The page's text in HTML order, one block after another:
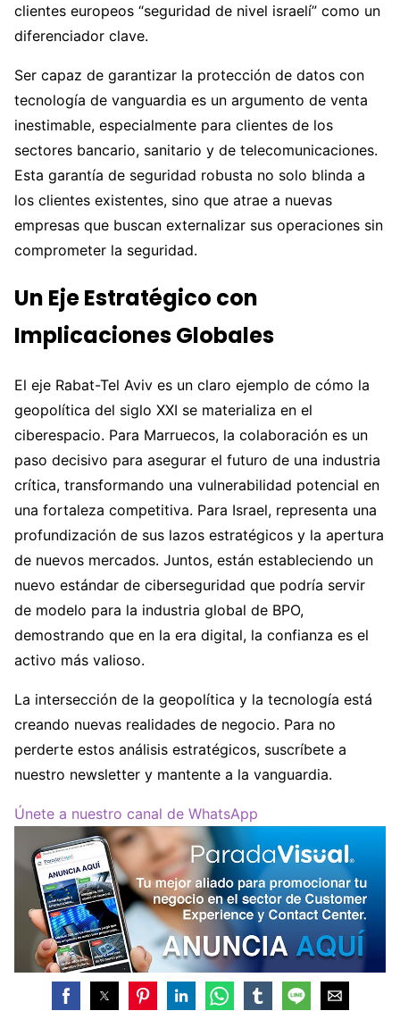
clientes europeos “seguridad de nivel israelí” como un
diferenciador clave.
Ser capaz de garantizar la protección de datos con
tecnología de vanguardia es un argumento de venta
inestimable, especialmente para clientes de los
sectores bancario, sanitario y de telecomunicaciones.
Esta garantía de seguridad robusta no solo blinda a
los clientes existentes, sino que atrae a nuevas
empresas que buscan externalizar sus operaciones sin
comprometer la seguridad.
Un Eje Estratégico con
Implicaciones Globales
El eje Rabat-Tel Aviv es un claro ejemplo de cómo la
geopolítica del siglo XXI se materializa en el
ciberespacio. Para Marruecos, la colaboración es un
paso decisivo para asegurar el futuro de una industria
crítica, transformando una vulnerabilidad potencial en
una fortaleza competitiva. Para Israel, representa una
profundización de sus lazos estratégicos y la apertura
de nuevos mercados. Juntos, están estableciendo un
nuevo estándar de ciberseguridad que podría servir
de modelo para la industria global de BPO,
demostrando que en la era digital, la confianza es el
activo más valioso.
La intersección de la geopolítica y la tecnología está
creando nuevas realidades de negocio. Para no
perderte estos análisis estratégicos, suscríbete a
nuestro newsletter y mantente a la vanguardia.
Únete a nuestro canal de WhatsApp